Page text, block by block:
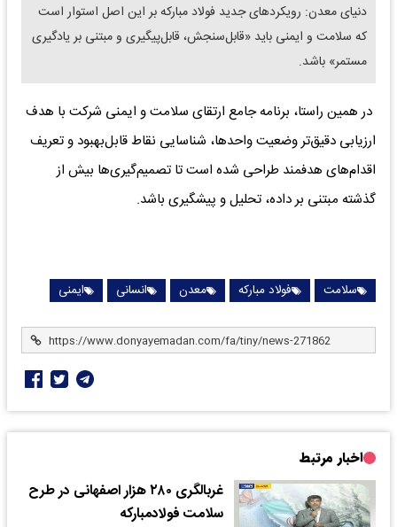
دنیای معدن: رویکردهای جدید فولاد مبارکه بر این اصل استوار است
که سلامت و ایمنی باید «قابل‌سنجش، قابل‌پیگیری و مبتنی بر یادگیری
مستمر» باشد.
در همین راستا، برنامه جامع ارتقای سلامت و ایمنی شرکت با هدف
ارزیابی دقیق‌تر وضعیت واحدها، شناسایی نقاط قابل‌بهبود و تعریف
اقدام‌های هدفمند طراحی شده است تا تصمیم‌گیری‌ها بیش از
گذشته مبتنی بر داده، تحلیل و پیشگیری باشد.
سلامت فولاد مبارکه معدن انسانی ایمنی
اخبار مرتبط
غربالگری ۲۸۰ هزار اصفهانی در طرح
سلامت فولادمبارکه